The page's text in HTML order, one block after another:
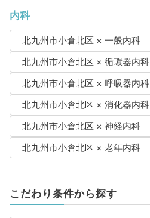
内科
北九州市小倉北区 × 一般内科
北九州市小倉北区 × 循環器内科
北九州市小倉北区 × 呼吸器内科
北九州市小倉北区 × 消化器内科
北九州市小倉北区 × 神経内科
北九州市小倉北区 × 老年内科
こだわり条件から探す